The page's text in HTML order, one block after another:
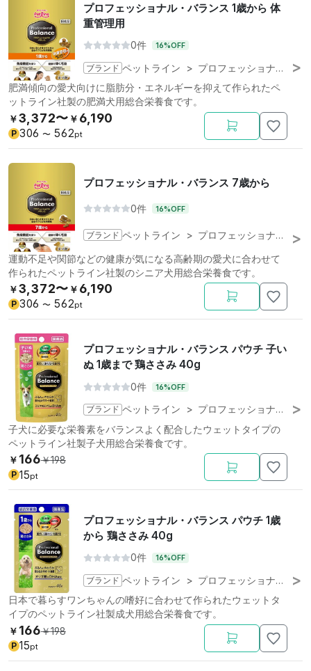
プロフェッショナル・バランス 1歳から 体
重管理用
0件 16%OFF
ブランド ペットライン > プロフェッショナル・バランス
肥満傾向の愛犬向けに脂肪分・エネルギーを抑えて作られたペ
ットライン社製の肥満犬用総合栄養食です。
￥3,372〜 ￥ 6,190
P 306 〜 562pt
プロフェッショナル・バランス 7歳から
0件 16%OFF
ブランド ペットライン > プロフェッショナル・バランス
運動不足や関節などの健康が気になる高齢期の愛犬に合わせて
作られたペットライン社製のシニア犬用総合栄養食です。
￥3,372〜 ￥ 6,190
P 306 〜 562pt
プロフェッショナル・バランス パウチ 子い
ぬ 1歳まで 鶏ささみ 40g
0件 16%OFF
ブランド ペットライン > プロフェッショナル・バランス
子犬に必要な栄養素をバランスよく配合したウェットタイプの
ペットライン社製子犬用総合栄養食です。
￥ 166￥198
P 15pt
プロフェッショナル・バランス パウチ 1歳
から 鶏ささみ 40g
0件 16%OFF
ブランド ペットライン > プロフェッショナル・バランス
日本で暮らすワンちゃんの嗜好に合わせて作られたウェットタ
イプのペットライン社製成犬用総合栄養食です。
￥ 166￥198
P 15pt